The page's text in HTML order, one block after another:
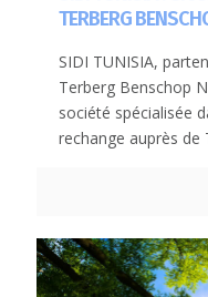
TERBERG
SIDI TUNISIA,
Terberg Benschop
société spécialisée
rechange auprès de